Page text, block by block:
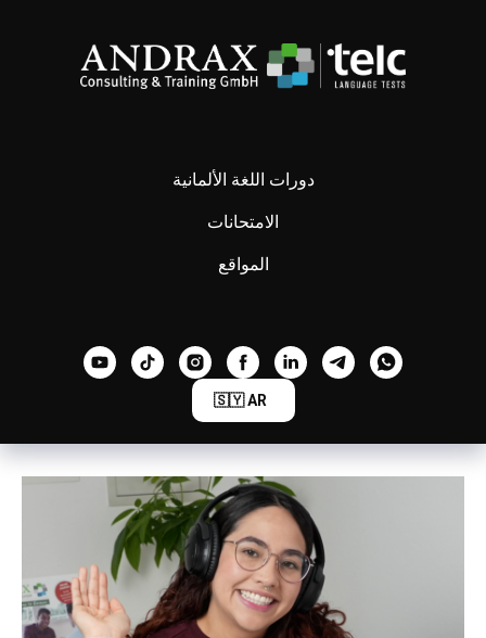
دورات اللغة الألمانية
الامتحانات
المواقع
🇸🇾 AR